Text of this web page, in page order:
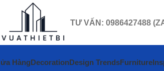
TƯ VẤN: 0986427488
HàngDecorationDesign TrendsFurniture